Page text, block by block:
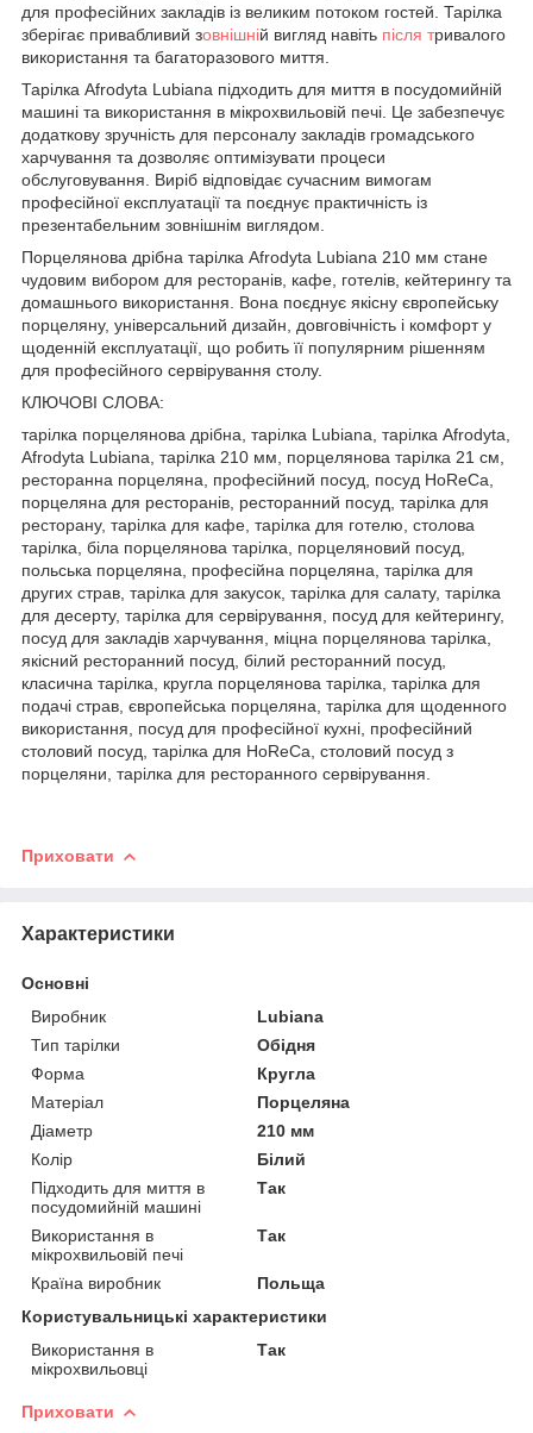
для професійних закладів із великим потоком гостей. Тарілка
зберігає привабливий зовнішній вигляд навіть після тривалого
використання та багаторазового миття.
Тарілка Afrodyta Lubiana підходить для миття в посудомийній
машині та використання в мікрохвильовій печі. Це забезпечує
додаткову зручність для персоналу закладів громадського
харчування та дозволяє оптимізувати процеси
обслуговування. Виріб відповідає сучасним вимогам
професійної експлуатації та поєднує практичність із
презентабельним зовнішнім виглядом.
Порцелянова дрібна тарілка Afrodyta Lubiana 210 мм стане
чудовим вибором для ресторанів, кафе, готелів, кейтерингу та
домашнього використання. Вона поєднує якісну європейську
порцеляну, універсальний дизайн, довговічність і комфорт у
щоденній експлуатації, що робить її популярним рішенням
для професійного сервірування столу.
КЛЮЧОВІ СЛОВА:
тарілка порцелянова дрібна, тарілка Lubiana, тарілка Afrodyta,
Afrodyta Lubiana, тарілка 210 мм, порцелянова тарілка 21 см,
ресторанна порцеляна, професійний посуд, посуд HoReCa,
порцеляна для ресторанів, ресторанний посуд, тарілка для
ресторану, тарілка для кафе, тарілка для готелю, столова
тарілка, біла порцелянова тарілка, порцеляновий посуд,
польська порцеляна, професійна порцеляна, тарілка для
других страв, тарілка для закусок, тарілка для салату, тарілка
для десерту, тарілка для сервірування, посуд для кейтерингу,
посуд для закладів харчування, міцна порцелянова тарілка,
якісний ресторанний посуд, білий ресторанний посуд,
класична тарілка, кругла порцелянова тарілка, тарілка для
подачі страв, європейська порцеляна, тарілка для щоденного
використання, посуд для професійної кухні, професійний
столовий посуд, тарілка для HoReCa, столовий посуд з
порцеляни, тарілка для ресторанного сервірування.
Приховати
Характеристики
Основні
Виробник
Lubiana
Тип тарілки
Обідня
Форма
Кругла
Матеріал
Порцеляна
Діаметр
210 мм
Колір
Білий
Підходить для миття в
посудомийній машині
Так
Використання в
мікрохвильовій печі
Так
Країна виробник
Польща
Користувальницькі характеристики
Використання в
мікрохвильовці
Так
Приховати